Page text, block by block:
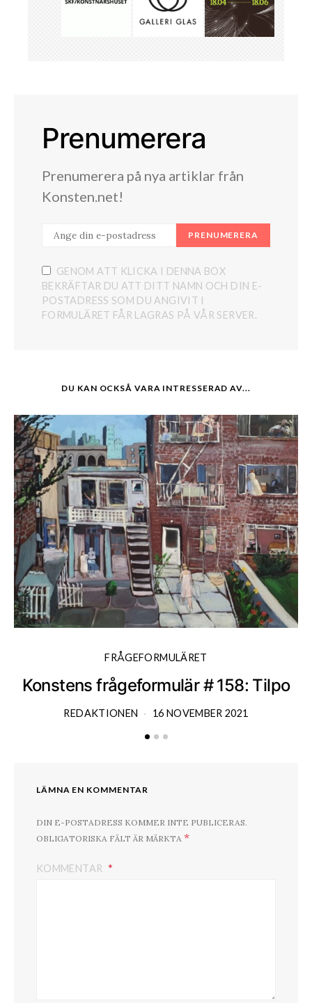
Prenumerera
Prenumerera på nya artiklar från
Konsten.net!
PRENUMERERA
GENOM ATT KLICKA I DENNA BOX
BEKRÄFTAR DU ATT DITT NAMN OCH DIN E-
POSTADRESS SOM DU ANGIVIT I
FORMULÄRET FÅR LAGRAS PÅ VÅR SERVER.
DU KAN OCKSÅ VARA INTRESSERAD AV...
FRÅGEFORMULÄRET
Konstens frågeformulär # 158: Tilpo
REDAKTIONEN 16 NOVEMBER 2021
LÄMNA EN KOMMENTAR
DIN E-POSTADRESS KOMMER INTE PUBLICERAS.
OBLIGATORISKA FÄLT ÄR MÄRKTA *
KOMMENTAR